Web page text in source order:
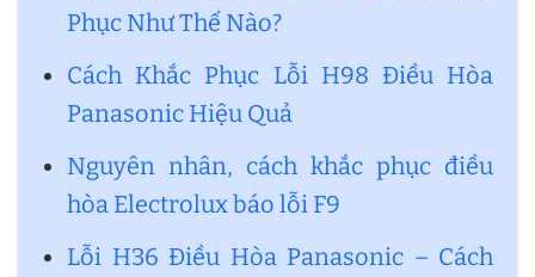
Phục Như Thế Nào?
Cách Khắc Phục Lỗi H98 Điều Hòa
Panasonic Hiệu Quả
Nguyên nhân, cách khắc phục điều
hòa Electrolux báo lỗi F9
Lỗi H36 Điều Hòa Panasonic – Cách